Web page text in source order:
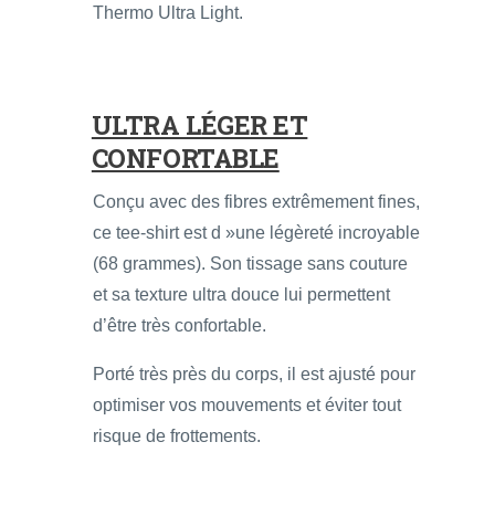
Thermo Ultra Light.
ULTRA LÉGER ET
CONFORTABLE
Conçu avec des fibres extrêmement fines,
ce tee-shirt est d »une légèreté incroyable
(68 grammes). Son tissage sans couture
et sa texture ultra douce lui permettent
d’être très confortable.
Porté très près du corps, il est ajusté pour
optimiser vos mouvements et éviter tout
risque de frottements.